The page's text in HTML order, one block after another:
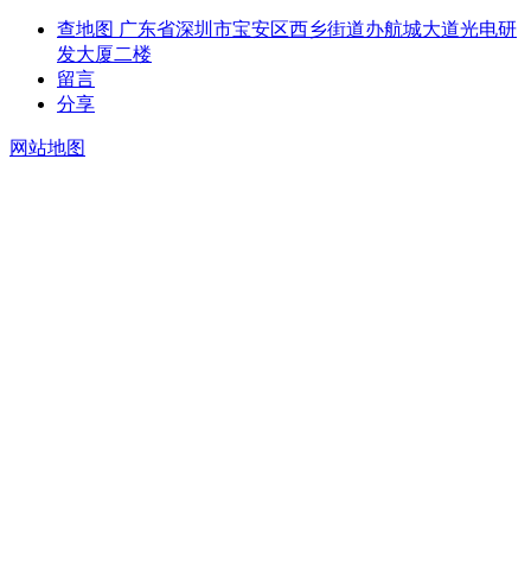
查地图 广东省深圳市宝安区西乡街道办航城大道光电研
发大厦二楼
留言
分享
网站地图